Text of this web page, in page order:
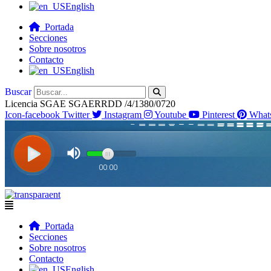
English
Portada
Secciones
Sobre nosotros
Contacto
English
Buscar
Licencia SGAE SGAERRDD /4/1380/0720
Icon-facebook Twitter Instagram Youtube Pinterest
Flyout
Portada
Secciones
Sobre nosotros
Contacto